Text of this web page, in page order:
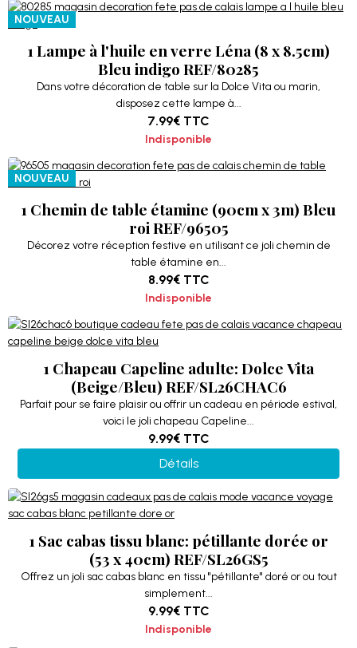
NOUVEAU
1 Lampe à l'huile en verre Léna (8 x 8.5cm)
Bleu indigo REF/80285
Dans votre décoration de table sur la Dolce Vita ou marin,
disposez cette lampe à...
7.99€ TTC
Indisponible
NOUVEAU
1 Chemin de table étamine (90cm x 3m) Bleu
roi REF/96505
Décorez votre réception festive en utilisant ce joli chemin de
table étamine en...
8.99€ TTC
Indisponible
1 Chapeau Capeline adulte: Dolce Vita
(Beige/Bleu) REF/SL26CHAC6
Parfait pour se faire plaisir ou offrir un cadeau en période estival,
voici le joli chapeau Capeline...
9.99€ TTC
Détails
1 Sac cabas tissu blanc: pétillante dorée or
(53 x 40cm) REF/SL26GS5
Offrez un joli sac cabas blanc en tissu "pétillante" doré or ou tout
simplement...
9.99€ TTC
Indisponible